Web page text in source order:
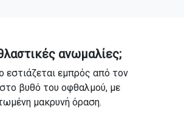
ανωμαλίες;
εστιάζεται εμπρός από τον
βυθό του οφθαλμού, με
μακρυνή όραση.